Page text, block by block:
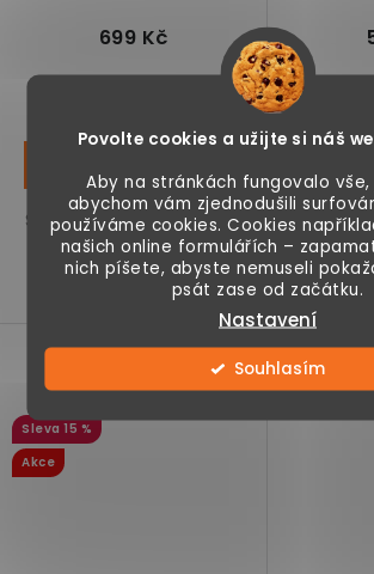
Povolte cookies a užijte si náš
Aby na stránkách fungovalo
abychom vám zjednodušili
používáme cookies. Cookies
našich online formulářích –
nich píšete, abyste nemuseli
psát zase od začátku.
Nastavení
Souhlasím
699 Kč
Skládací stůl vhodný pro
kempování, na zahradu
nebo terasu, pro 4
4 - 6
Venkovní voděodolný
koberec, oboustranný
design, zelený/krémový
15 %
Akce
lehátko
šedé,